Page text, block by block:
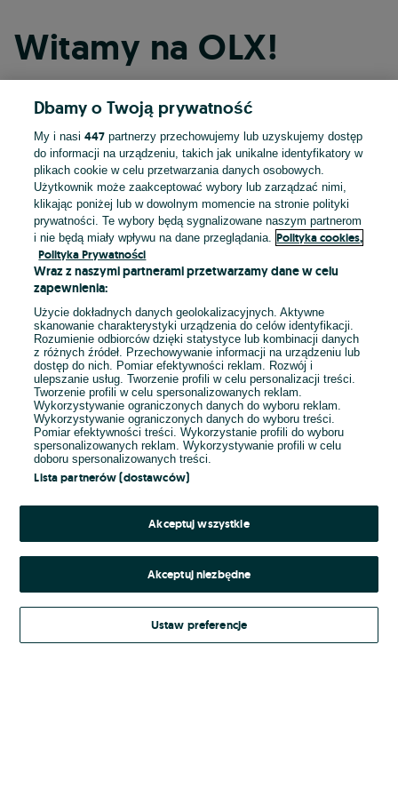
Witamy na OLX!
Kontynuuj przez Facebooka
Kontynuuj przez konto Apple
Kontynuuj przez konto Google
LUB
E-mail
Hasło
Kontynuując za pośrednictwem jednego z dostawców wskazanych powyżej,
Regulamin serwisu OLX.pl w jego aktualnym brzmieniu.
Dbamy o Twoją prywatność
My i nasi447 partnerzy przechowujemy lub uzyskujemy dostęp
do informacji na urządzeniu, takich jak unikalne identyfikatory w
plikach cookie w celu przetwarzania danych osobowych.
Użytkownik może zaakceptować wybory lub zarządzać nimi,
klikając poniżej lub w dowolnym momencie na stronie polityki
prywatności. Te wybory będą sygnalizowane naszym partnerom
i nie będą miały wpływu na dane przeglądania.
Polityka cookies,
Polityka Prywatności
Wraz z naszymi partnerami przetwarzamy dane w celu
zapewnienia:
Użycie dokładnych danych geolokalizacyjnych. Aktywne
skanowanie charakterystyki urządzenia do celów identyfikacji.
Rozumienie odbiorców dzięki statystyce lub kombinacji danych
z różnych źródeł. Przechowywanie informacji na urządzeniu lub
dostęp do nich. Pomiar efektywności reklam. Rozwój i
ulepszanie usług. Tworzenie profili w celu personalizacji treści.
Tworzenie profili w celu spersonalizowanych reklam.
Wykorzystywanie ograniczonych danych do wyboru reklam.
Wykorzystywanie ograniczonych danych do wyboru treści.
Pomiar efektywności treści. Wykorzystanie profili do wyboru
spersonalizowanych reklam. Wykorzystywanie profili w celu
doboru spersonalizowanych treści.
Lista partnerów (dostawców)
Akceptuj wszystkie
Akceptuj niezbędne
Ustaw preferencje